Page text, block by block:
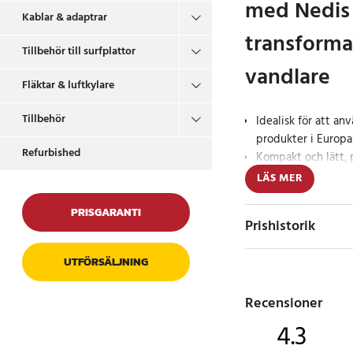
Kablar & adaptrar
Tillbehör till surfplattor
Fläktar & luftkylare
Tillbehör
Refurbished
PRISGARANTI
UTFÖRSÄLJNING
med Nedis
vandlare
Idealisk för att
produkter i Europa
Kompakt och lätt,
För utrustning upp
Nedis är en
din elektroniska
apparater fungerar
att förvara.
LÄS MER
Prishistorik
Recensioner
4.3